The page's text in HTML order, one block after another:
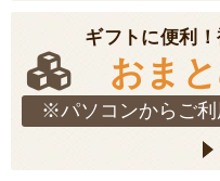
ギフトに便利
おま
※パソコンからご利